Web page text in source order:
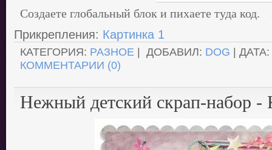
Создаете глобальный блок и пихаете туда код.
Прикрепления: Картинка 1
КАТЕГОРИЯ: РАЗНОЕ | ДОБАВИЛ: DOG | ДАТА:
КОММЕНТАРИИ (0)
Нежный детский скрап-набор -